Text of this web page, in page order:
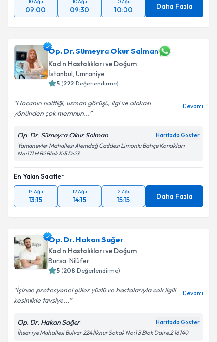
10 Ağu
09:00
10 Ağu
09:30
10 Ağu
10:00 Daha Fazla
Op. Dr. Sümeyra Okur Salman
Kadın Hastalıkları ve Doğum
İstanbul, Ümraniye
5 (222 Değerlendirme)
Hocanın naifliği, uzman görüşü, ilgi ve alakası
yönünden çok memnun...
Devamı
Op. Dr. Sümeyra Okur Salman Haritada Göster
Yamanevler Mahallesi Alemdağ Caddesi Limonlu Bahçe Konakları
No:171 H B2 Blok K:5 D:23
En Yakın Saatler
12 Ağu
13:15
12 Ağu
14:15
12 Ağu
15:15 Daha Fazla
Op. Dr. Hakan Sağer
Kadın Hastalıkları ve Doğum
Bursa, Nilüfer
5 (208 Değerlendirme)
İşinde profesyonel güler yüzlü ve hastalarıyla cok ilgili
kesinlikle tavsiye...
Devamı
Op. Dr. Hakan Sağer Haritada Göster
İhsaniye Mahallesi Bulvar 224 İlknur Sokak No:1 B Blok Daire:2 16140